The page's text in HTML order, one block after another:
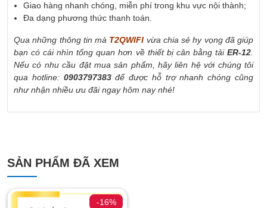
Giao hàng nhanh chóng, miễn phí trong khu vực nội thành;
Đa dạng phương thức thanh toán.
Qua những thông tin mà T2QWIFI vừa chia sẻ hy vọng đã giúp
bạn có cái nhìn tổng quan hơn về thiết bị cân bằng tải ER-12.
Nếu có nhu cầu đặt mua sản phẩm, hãy liên hệ với chúng tôi
qua hotline: 0903797383để được hỗ trợ nhanh chóng cũng
như nhận nhiều ưu đãi ngay hôm nay nhé!
SẢN PHẨM ĐÃ XEM
-16%